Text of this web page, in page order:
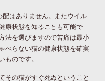
配はありません。またウイル
康状態を知ることも可能で
法を選びますので苦痛は最小
べらない猫の健康状態を確実
ものです。
その猫がすぐ死ぬということ